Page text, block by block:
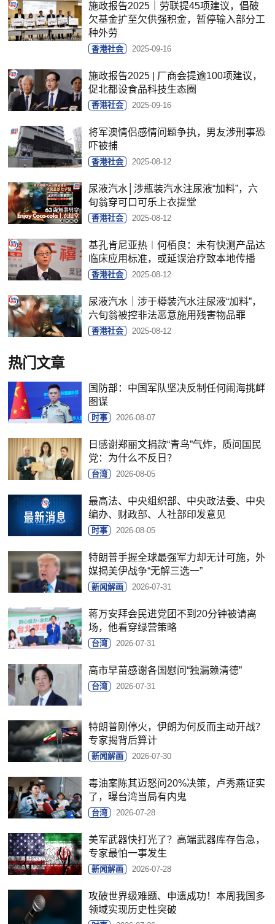
施政报告2025｜劳联提45项建议，倡破
欠基金扩至欠供强积金，暂停输入部分工
种外劳
香港社会 2025-09-16
施政报告2025 | 厂商会提逾100项建议，
促北都设食品科技生态圈
香港社会 2025-09-16
将军澳情侣感情问题争执，男友涉刑事恐
吓被捕
香港社会 2025-08-12
尿液汽水│涉瓶装汽水注尿液“加料”，六
旬翁穿可口可乐上衣提堂
香港社会 2025-08-12
基孔肯尼亚热︱何栢良：未有快测产品达
临床应用标准，或延误治疗致本地传播
香港社会 2025-08-12
尿液汽水｜涉于樽装汽水注尿液“加料”，
六旬翁被控非法恶意施用残害物品罪
香港社会 2025-08-12
热门文章
国防部：中国军队坚决反制任何闹海挑衅
图谋
时事 2026-08-07
日感谢郑丽文捐款“青鸟”气炸，质问国民
党：为什么不反日？
台湾 2026-08-05
最高法、中央组织部、中央政法委、中央
编办、财政部、人社部印发意见
时事 2026-08-05
特朗普手握全球最强军力却无计可施，外
媒揭美伊战争“无解三选一”
新闻解画 2026-07-31
蒋万安拜会民进党团不到20分钟被请离
场，他看穿绿营策略
台湾 2026-07-31
高市早苗感谢各国慰问“独漏赖清德”
台湾 2026-07-31
特朗普刚停火，伊朗为何反而主动开战？
专家揭背后算计
新闻解画 2026-07-30
毒油案陈其迈怒问20%决策，卢秀燕证实
了，曝台湾当局有内鬼
台湾 2026-07-28
美军武器快打光了？高端武器库存告急，
专家最怕一事发生
新闻解画 2026-07-28
攻破世界级难题、申遗成功！本周我国多
领域实现历史性突破